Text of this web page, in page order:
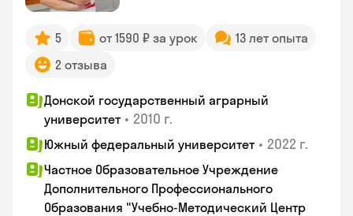
5 от 1590 ₽ за урок
13 лет опыта
2 отзыва
Донской государственный аграрный
университет • 2010 г.
Южный федеральный университет • 2022 г.
Частное Образовательное Учреждение
Дополнительного Профессионального
Образования "Учебно-Методический Центр